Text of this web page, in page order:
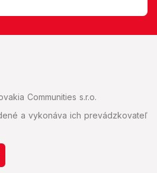
Communities s.r.o.
a vykonáva ich prevádzkovateľ